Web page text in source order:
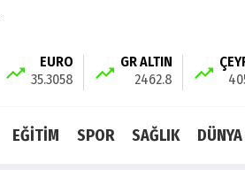
EURO
35.3058
GR ALTIN
2462.8
EĞİTİM SPOR SAĞLIK DÜNYA